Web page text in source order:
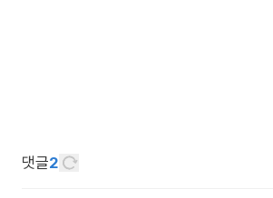
댓글2